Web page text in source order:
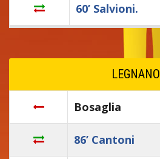
60’ Salvioni.
LEGNANO
Bosaglia
86’ Cantoni